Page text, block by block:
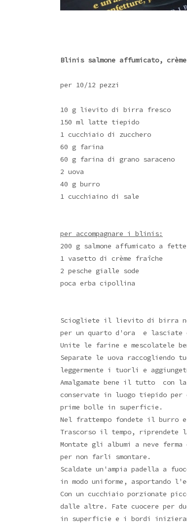
Blinis salmone affumicato,
per 10/12 pezzi
10 g lievito di birra fresco
150 ml latte tiepido
1 cucchiaio di zucchero
60 g farina
60 g farina di grano saraceno
2 uova
40 g burro
1 cucchiaino di sale
per accompagnare i blinis:
200 g salmone affumicato a fette
1 vasetto di crème fraîche
2 pesche gialle sode
poca erba cipollina
Sciogliete il lievito di birra
per un quarto d'ora e
Unite le farine e mescolatele
Separate le uova
leggermente i tuorli e
Amalgamate bene il tutto con
conservate in luogo tiepido
prime bolle in superficie.
Nel frattempo fondete il burro
Trascorso il tempo, riprendete
Montate gli albumi a neve
per non farli smontare.
Scaldate un'ampia padella a
in modo uniforme, asportando
Con un cucchiaio porzionate
dalle altre. Fate cuocere per
in superficie e i bordi